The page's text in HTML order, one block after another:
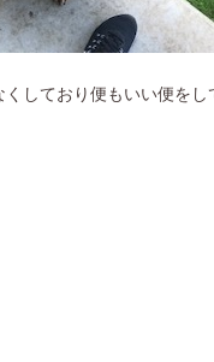
しており便もいい便をし